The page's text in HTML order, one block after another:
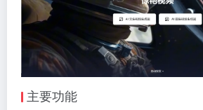
主要功能